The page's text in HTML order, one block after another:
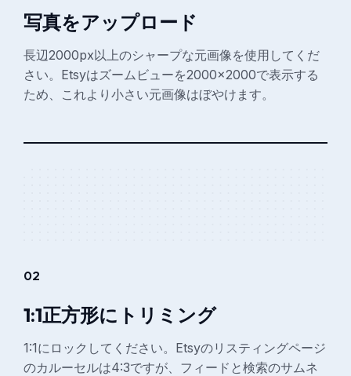
写真をアップロード
長辺2000px以上のシャープな元画像を使用してくだ
さい。Etsyはズームビューを2000×2000で表示する
ため、これより小さい元画像はぼやけます。
02
1:1正方形にトリミング
1:1にロックしてください。Etsyのリスティングページ
のカルーセルは4:3ですが、フィードと検索のサムネ